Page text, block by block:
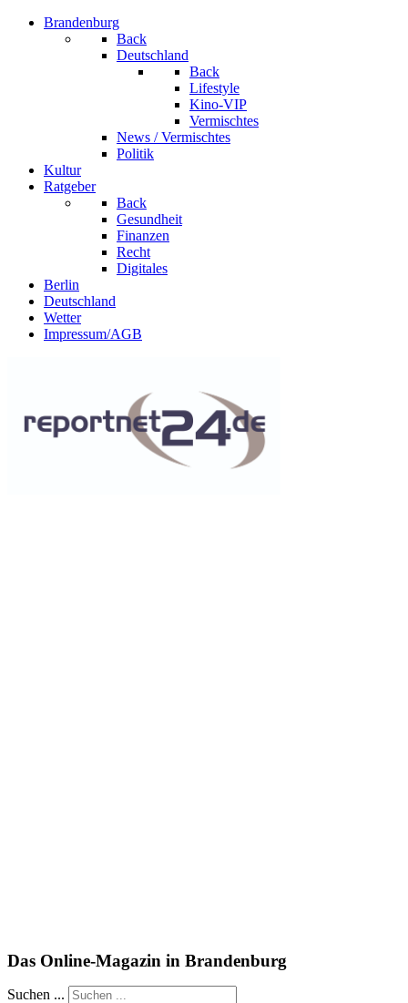
Brandenburg
Back
Deutschland
Back
Lifestyle
Kino-VIP
Vermischtes
News / Vermischtes
Politik
Kultur
Ratgeber
Back
Gesundheit
Finanzen
Recht
Digitales
Berlin
Deutschland
Wetter
Impressum/AGB
Das Online-Magazin in Brandenburg
Suchen ...